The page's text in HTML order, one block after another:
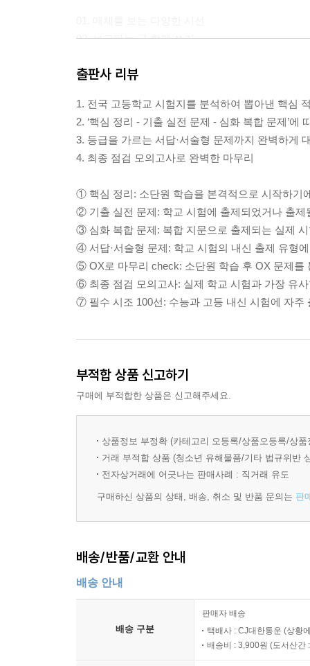
02. 보고하는 글 함께 쓰기
4. 삶 속에 흐르는 한국 문학
01. 사랑, 그 속에 담긴 아픔_서경별곡(작자 미상)
02. 자연, 그 속의 여유로움_강호사시가(맹사성)
03. 웃음, 그 속에 담긴 현실_봄·봄(김유정)
01. 주제 통합적 읽기
02. 협상을 통한 문제 해결 / 03. 논증하는 글 쓰기
출판사 리뷰
1. 전국 고등학교 시험지를 분석하여 뽑아낸 핵심
2. ‘핵심 정리 - 기출 실전 문제 - 심화 복합 문제’에
3. 등급을 가르는 서답·서술형 문제까지 완벽하게
4. 최종 점검 모의고사로 완벽한 마무리
① 핵심 정리: 소단원 학습을 본격적으로 시작하기
② 기출 실전 문제: 학교 시험에 출제되었거나 출
③ 심화 복합 문제: 복합 지문으로 출제되는 실제
④ 서답·서술형 문제: 학교 시험의 내신 출제 유형
⑤ OX로 마무리 check: 소단원 학습 후 OX 문제를
⑥ 최종 점검 모의고사: 실제 학교 시험과 가장 유
⑦ 필수 시조 100선: 수능과 고등 내신 시험에 자주
부적합 상품 신고하기
구매에 부적합한 상품은 신고해주세요.
상품정보 부정확 (카테고리 오등록/상품오등록/상
거래 부적합 상품 (청소년 유해물품/기타 법규위반
전자상거래에 어긋나는 판매사례 : 직거래 유도
구매하신 상품의 상태, 배송, 취소 및 반품 문의는 판
배송/반품/교환 안내
배송 안내
배송 구분
판매자 배송
택배사 : CJ대한통운 (상황
배송비 : 3,900원 (도서산간